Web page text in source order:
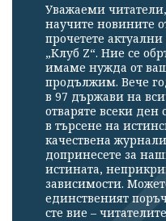
Уважаеми
научите новините
прочетете
„Клуб Z“. Ние се
имаме нужда от
продължим. Вече
в 97 държави на
отваряте всеки
в търсене на
качествена
допринесете за
истината,
зависимости.
единственият
сте вие –